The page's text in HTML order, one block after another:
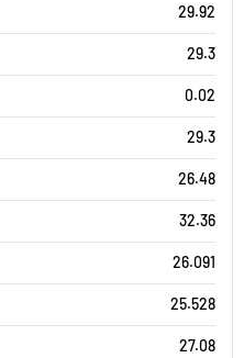
29.92
29.3
0.02
29.3
26.48
32.36
26.091
25.528
27.08